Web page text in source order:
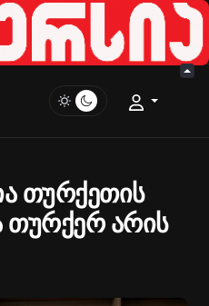
თურქეთის
თურქერ არის